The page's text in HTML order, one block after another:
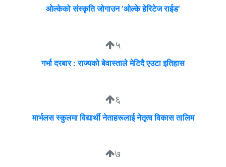
ओल्केको संस्कृति जोगाउन ‘ओल्के हेरिटेज राईड’
५
गर्भा दरबार : राज्यको बेवास्ताले मेटिदै एउटा इतिहास
६
मार्भलस स्कुलमा विद्यार्थी नेताहरूलाई नेतृत्व विकास तालिम
७